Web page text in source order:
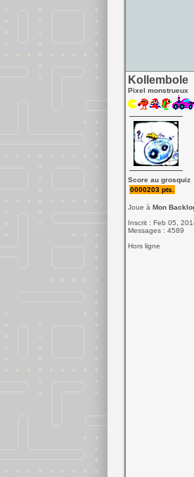
Kollembole
Pixel monstrueux
Score au grosquiz
0000203 pts.
Joue à Mon
Inscrit : Feb 05,
Messages : 4589
Hors ligne